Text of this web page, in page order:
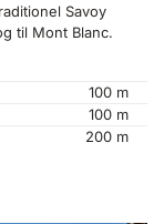
Savoy
til Mont Blanc.
100 m
100 m
200 m